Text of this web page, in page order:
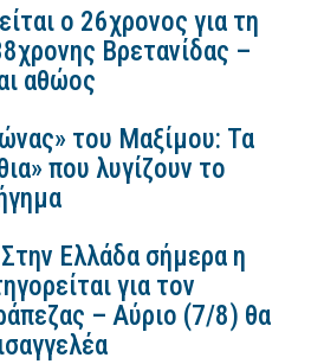
ο 26χρονος για τη
Βρετανίδας –
αθώος
του Μαξίμου: Τα
που λυγίζουν το
Ελλάδα σήμερα η
για τον
– Αύριο (7/8) θα